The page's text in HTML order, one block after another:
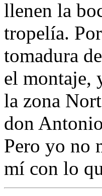
llenen la
tropelía.
tomadura
el montaje,
la zona
don
Pero yo no
mí con lo